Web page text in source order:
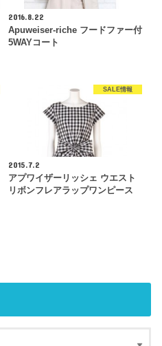
2016.8.22
Apuweiser-riche フードファー付
5WAYコート
SALE情報
2015.7.2
アプワイザーリッシェ ウエスト
リボンフレアラップワンピース